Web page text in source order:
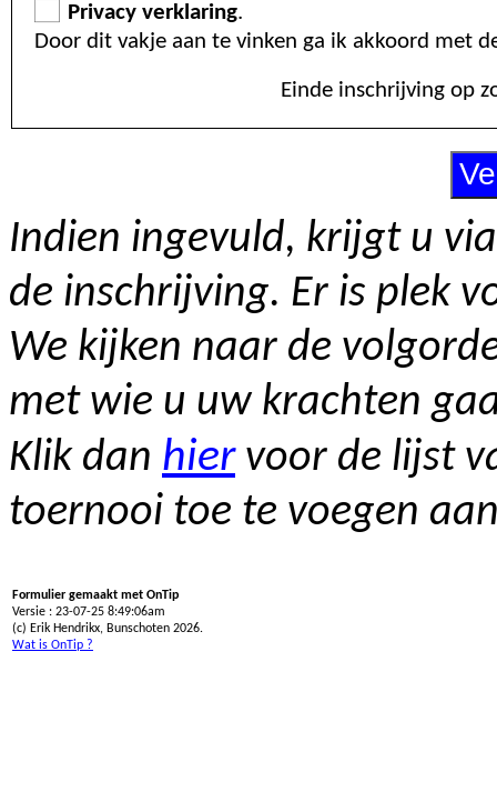
Privacy verklaring.
Door dit vakje aan te vinken ga ik akkoord met
Indien ingevuld, krijgt u
de inschrijving. Er is plek
We kijken naar de
met wie u uw krachten
Klik dan hiervoor de lijst
toernooi toe te voegen
Formulier gemaakt met OnTip
Versie : 23-07-25 8:49:06am
(c) Erik Hendrikx, Bunschoten 2026.
Wat is OnTip ?